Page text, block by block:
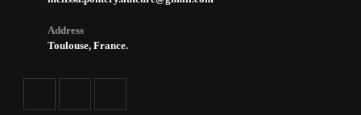
Address
Toulouse, France.